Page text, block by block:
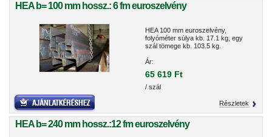
HEA b= 100 mm hossz.: 6 fm euroszelvény
HEA 100 mm euroszelvény,
folyóméter súlya kb. 17.1 kg, egy
szál tömege kb. 103.5 kg.
Ár:
65 619 Ft
/ szál
Részletek
HEA b= 240 mm hossz.:12 fm euroszelvény